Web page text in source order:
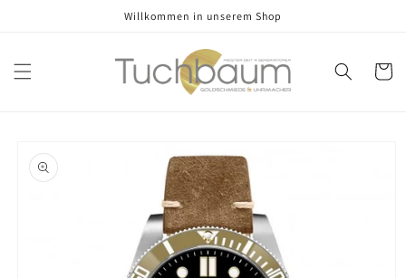
Willkommen in unserem Shop